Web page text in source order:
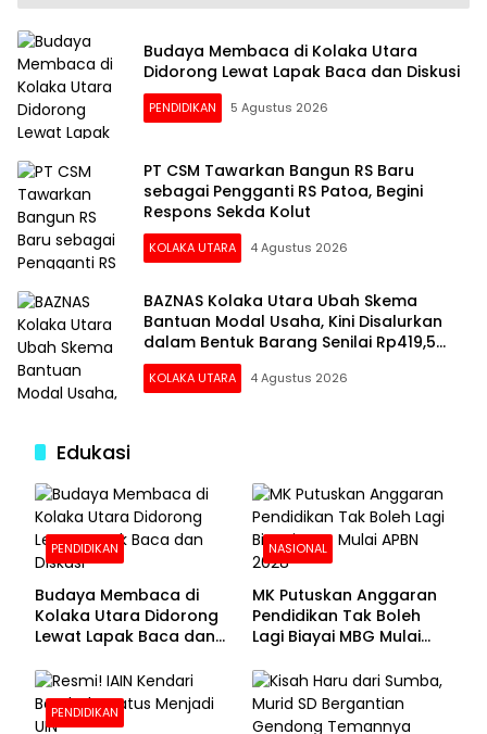
Budaya Membaca di Kolaka Utara
Didorong Lewat Lapak Baca dan Diskusi
PENDIDIKAN 5 Agustus 2026
PT CSM Tawarkan Bangun RS Baru
sebagai Pengganti RS Patoa, Begini
Respons Sekda Kolut
KOLAKA UTARA 4 Agustus 2026
BAZNAS Kolaka Utara Ubah Skema
Bantuan Modal Usaha, Kini Disalurkan
dalam Bentuk Barang Senilai Rp419,5
Juta
KOLAKA UTARA 4 Agustus 2026
Edukasi
PENDIDIKAN
Budaya Membaca di
Kolaka Utara Didorong
Lewat Lapak Baca dan
NASIONAL
MK Putuskan Anggaran
Pendidikan Tak Boleh
Lagi Biayai MBG Mulai
PENDIDIKAN